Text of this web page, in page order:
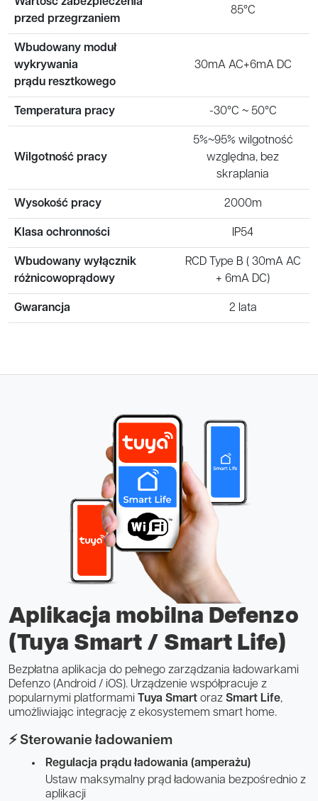
przed przegrzaniem
85°C
Wbudowany moduł
wykrywania
prądu resztkowego
30mA AC+6mA DC
Temperatura pracy -30°C ~ 50°C
Wilgotność pracy
5%~95% wilgotność
względna, bez
skraplania
Wysokość pracy 2000m
Klasa ochronności IP54
Wbudowany wyłącznik
różnicowoprądowy
RCD Type B ( 30mA AC
+ 6mA DC)
Gwarancja 2 lata
Aplikacja mobilna Defenzo
(Tuya Smart / Smart Life)
Bezpłatna aplikacja do pełnego zarządzania ładowarkami
Defenzo (Android / iOS). Urządzenie współpracuje z
popularnymi platformami
Tuya Smart oraz Smart Life,
umożliwiając integrację z ekosystemem smart home.
⚡ Sterowanie ładowaniem
Regulacja prądu ładowania (amperażu)
Ustaw maksymalny prąd ładowania bezpośrednio z
aplikacji